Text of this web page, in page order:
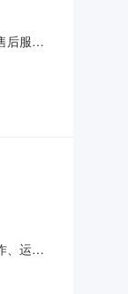
后服务
金额：
、运
1个标